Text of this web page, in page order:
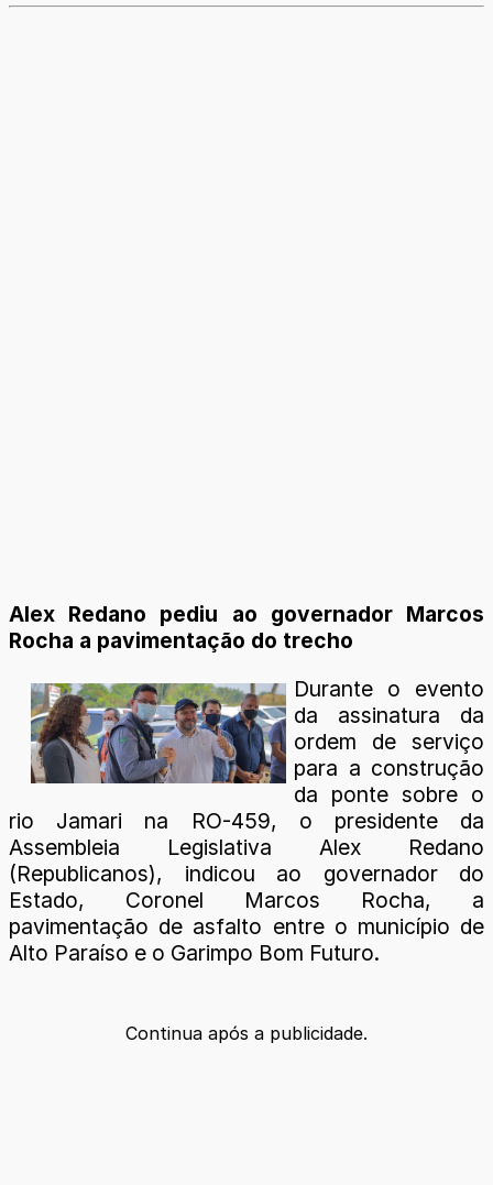
Alex Redano pediu ao governador Marcos
Rocha a pavimentação do trecho
Durante o evento
da assinatura da
ordem de serviço
para a construção
da ponte sobre o
rio Jamari na RO-459, o presidente da
Assembleia Legislativa Alex Redano
(Republicanos), indicou ao governador do
Estado, Coronel Marcos Rocha, a
pavimentação de asfalto entre o município de
Alto Paraíso e o Garimpo Bom Futuro.
Continua após a publicidade.